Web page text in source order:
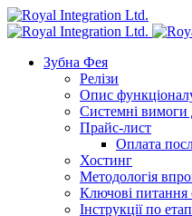
Зубна Фея
Релізи
Опис
Системні вимоги
Прайс-лист
Оплата
Хостинг
Методологія
Ключові питання
Інструкції по